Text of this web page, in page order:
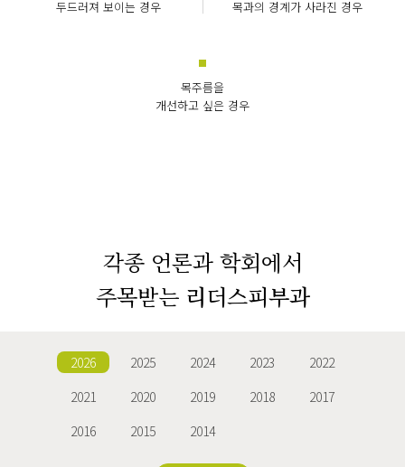
두드러져 보이는 경우
목과의 경계가 사라진 경우
목주름을
개선하고 싶은 경우
각종 언론과 학회에서
주목받는 리더스피부과
2026 2025 2024 2023
2022
2021
2020 2019 2018
2017
2016
2015 2014